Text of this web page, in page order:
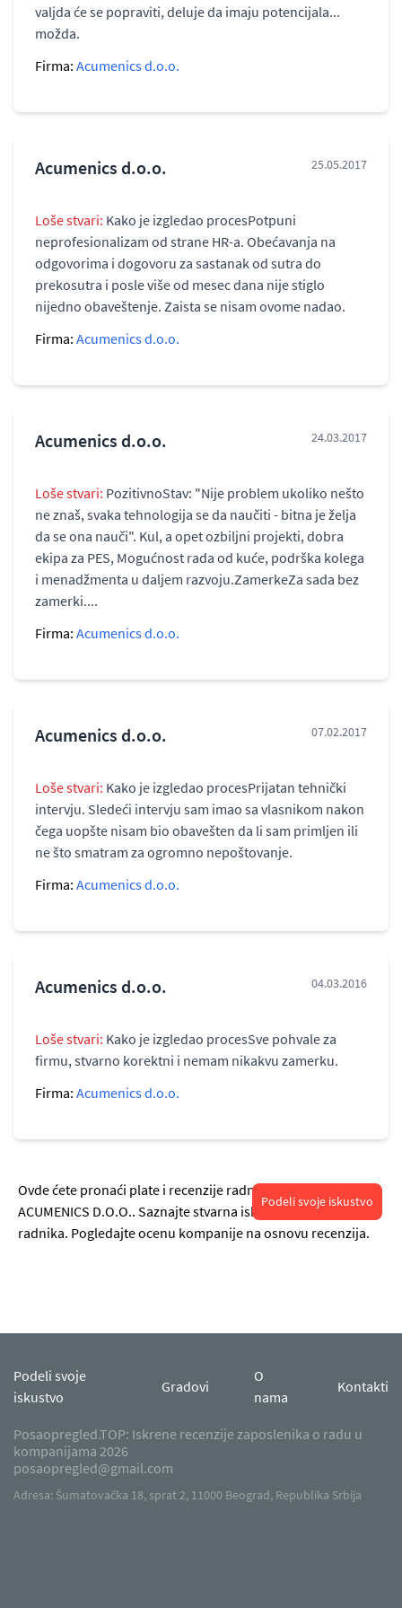
valjda će se popraviti, deluje da imaju potencijala...
možda.
Firma: Acumenics d.o.o.
Acumenics d.o.o. 25.05.2017
Loše stvari: Kako je izgledao procesPotpuni
neprofesionalizam od strane HR-a. Obećavanja na
odgovorima i dogovoru za sastanak od sutra do
prekosutra i posle više od mesec dana nije stiglo
nijedno obaveštenje. Zaista se nisam ovome nadao.
Firma: Acumenics d.o.o.
Acumenics d.o.o. 24.03.2017
Loše stvari: PozitivnoStav: "Nije problem ukoliko nešto
ne znaš, svaka tehnologija se da naučiti - bitna je želja
da se ona nauči". Kul, a opet ozbiljni projekti, dobra
ekipa za PES, Mogućnost rada od kuće, podrška kolega
i menadžmenta u daljem razvoju.ZamerkeZa sada bez
zamerki....
Firma: Acumenics d.o.o.
Acumenics d.o.o. 07.02.2017
Loše stvari: Kako je izgledao procesPrijatan tehnički
intervju. Sledeći intervju sam imao sa vlasnikom nakon
čega uopšte nisam bio obavešten da li sam primljen ili
ne što smatram za ogromno nepoštovanje.
Firma: Acumenics d.o.o.
Acumenics d.o.o. 04.03.2016
Loše stvari: Kako je izgledao procesSve pohvale za
firmu, stvarno korektni i nemam nikakvu zamerku.
Firma: Acumenics d.o.o.
Ovde ćete pronaći plate i recenzije radnika o radu u
ACUMENICS D.O.O.. Saznajte stvarna iskustva i utiske
radnika. Pogledajte ocenu kompanije na osnovu recenzija.
Podeli svoje iskustvo
Podeli svoje
iskustvo
Gradovi
O
nama
Kontakti
Posaopregled.TOP: Iskrene recenzije zaposlenika o radu u
kompanijama 2026
posaopregled@gmail.com
Adresa: Šumatovačka 18, sprat 2, 11000 Beograd, Republika Srbija